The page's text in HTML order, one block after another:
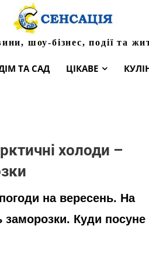
шоу-бізнес, події та
ТА САД ЦІКАВЕ
холоди –
на вересень. На
заморозки. Куди посуне